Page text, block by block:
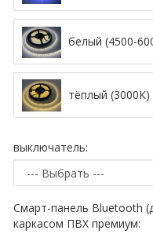
белый (4500-
тёплый (3000К)
выключатель:
Смарт-панель Bluetooth
каркасом ПВХ премиум: